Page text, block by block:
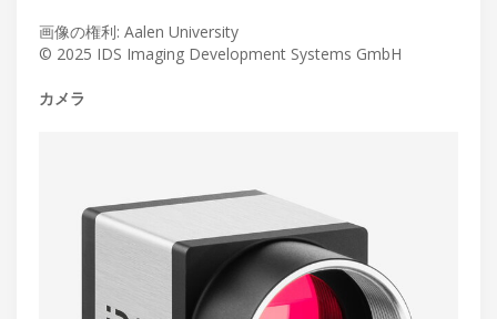
画像の権利: Aalen University
© 2025 IDS Imaging Development Systems GmbH
カメラ